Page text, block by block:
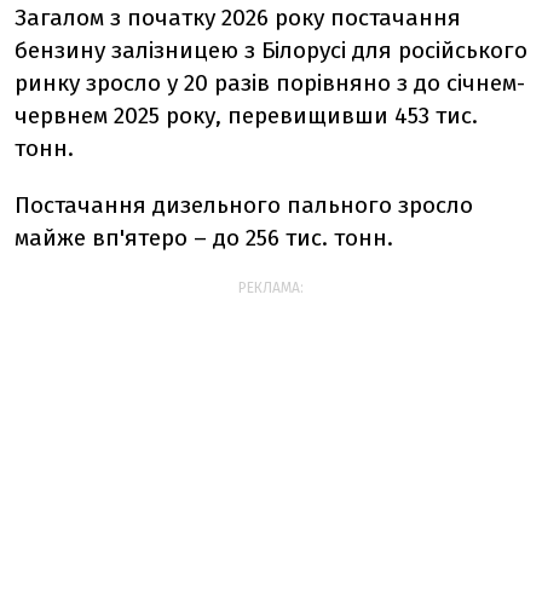
Загалом з початку 2026 року постачання
бензину залізницею з Білорусі для російського
ринку зросло у 20 разів порівняно з до січнем-
червнем 2025 року, перевищивши 453 тис.
тонн.
Постачання дизельного пального зросло
майже вп'ятеро – до 256 тис. тонн.
РЕКЛАМА: